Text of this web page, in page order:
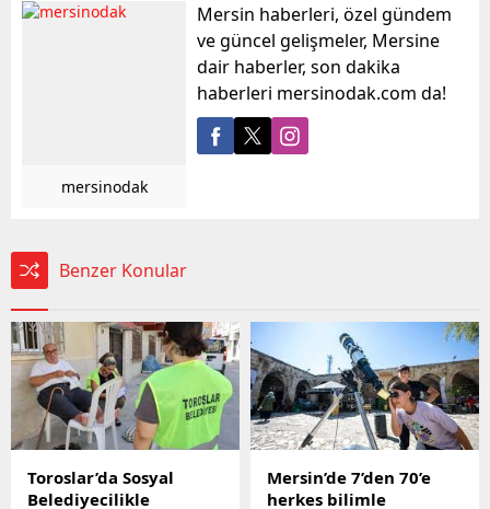
mersinodak
Mersin haberleri, özel gündem
ve güncel gelişmeler, Mersine
dair haberler, son dakika
haberleri mersinodak.com da!
Benzer Konular
Toroslar’da Sosyal
Belediyecilikle
Mersin’de 7’den 70’e
herkes bilimle